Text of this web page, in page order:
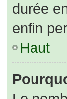
durée
enfin
Haut